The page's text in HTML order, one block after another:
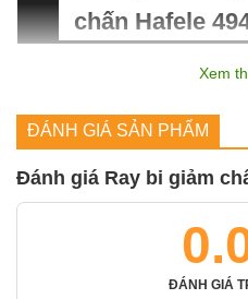
chấn Hafele
Thép
Bề mặt hoàn
Mạ kẽm
Bản rộng ray bi: 45mm
1.2/1.2/
Xem
ĐÁNH GIÁ SẢN PHẨM
Đánh giá Ray bi giảm
ĐÁNH GIÁ